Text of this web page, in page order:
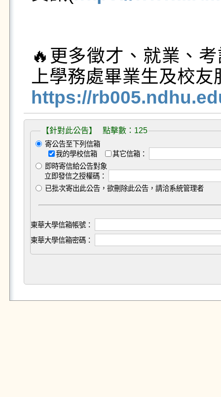
🔥更多徵才、就業、
https://
【針對此公告】 點擊數：125
寄公告至下列信箱
我的學校信箱
其它信箱：
即時寄信給公告對象
立即發信之授權碼：
已批次寄出此公告，欲刪除此公告，請洽系統管理者
東華大學信箱帳號：
東華大學信箱密碼：